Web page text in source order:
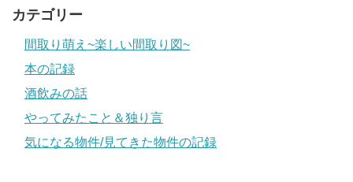
カテゴリー
間取り萌え~楽しい間取り図~
本の記録
酒飲みの話
やってみたこと＆独り言
気になる物件/見てきた物件の記録